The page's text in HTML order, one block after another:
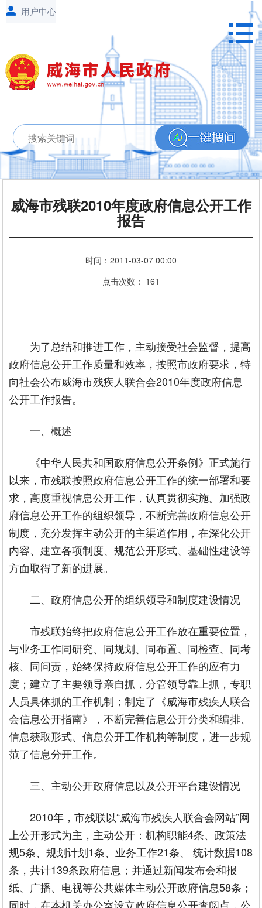
威海市残联2010年度政府信息公开工作
报告
时间： 2011-03-07 00:00
点击次数： 161
为了总结和推进工作，主动接受社会监督，提高
政府信息公开工作质量和效率，按照市政府要求，特
向社会公布威海市残疾人联合会2010年度政府信息
公开工作报告。
一、概述
《中华人民共和国政府信息公开条例》正式施行
以来，市残联按照政府信息公开工作的统一部署和要
求，高度重视信息公开工作，认真贯彻实施。加强政
府信息公开工作的组织领导，不断完善政府信息公开
制度，充分发挥主动公开的主渠道作用，在深化公开
内容、建立各项制度、规范公开形式、基础性建设等
方面取得了新的进展。
二、政府信息公开的组织领导和制度建设情况
市残联始终把政府信息公开工作放在重要位置，
与业务工作同研究、同规划、同布置、同检查、同考
核、同问责，始终保持政府信息公开工作的应有力
度；建立了主要领导亲自抓，分管领导靠上抓，专职
人员具体抓的工作机制；制定了《威海市残疾人联合
会信息公开指南》，不断完善信息公开分类和编排、
信息获取形式、信息公开工作机构等制度，进一步规
范了信息分开工作。
三、主动公开政府信息以及公开平台建设情况
2010年，市残联以“威海市残疾人联合会网站”网
上公开形式为主，主动公开：机构职能4条、政策法
规5条、规划计划1条、业务工作21条、 统计数据108
条，共计139条政府信息；并通过新闻发布会和报
纸、广播、电视等公共媒体主动公开政府信息58条；
同时，在本机关办公室设立政府信息公开查阅点，公